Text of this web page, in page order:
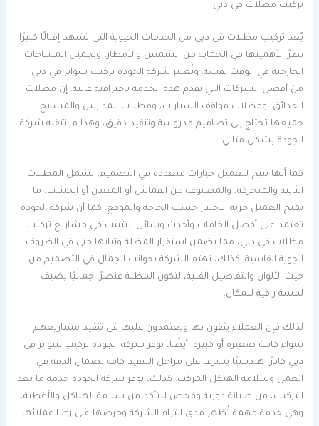
تركيب مظلات في دبي
يُعد تركيب مظلات في دبي من الخدمات الحيوية التي تشهد إقبالًا كبيرًا
نظرًا لأهميتها في الحماية من الشمس والأمطار، وتجميل المساحات
الخارجية في الوقت نفسه. وتُعتبر شركة الجودة تركيب سواتر في دبي
من أفضل الشركات التي تقدم هذه الخدمة باحترافية عالية. إن مظلات
الحدائق، ومظلات مواقف السيارات، ومظلات المدارس والمسابح
جميعها تحتاج إلى تصاميم مدروسة وتنفيذ دقيق، وهذا ما تتقنه شركة
الجودة بشكل مثالي.
كما أنها تتيح للعميل خيارات متعددة في التصميم، تشمل المظلات
الثابتة والمتحركة، والمصنوعة من القماش أو المعدن أو الخشب، ما
يمنح العميل حرية الاختيار حسب الحاجة والموقع. كما أن شركة الجودة
تعتمد على أفضل الخامات وأحدث وسائل التثبيت في مشاريع تركيب
مظلات في دبي، مما يضمن استقرار المظلة وثباتها حتى في الظروف
الجوية القاسية. كذلك، تهتم الشركة بجوانب الجمال في التصميم من
حيث الألوان والتفاصيل الفنية، لتكون المظلة عنصرًا جماليًا يضيف
لمسة راقية للمكان.
لذلك فإن العملاء يثقون بها ويعتمدون عليها في تنفيذ مشاريعهم
سواء كانت صغيرة أو كبيرة. أيضًا، توفر شركة الجودة تركيب سواتر في
دبي كادرًا هندسيًا يشرف على مراحل التنفيذ كافة لضمان الدقة في
العمل وسلامة الهيكل المركب. كذلك، توفر شركة الجودة خدمة ما بعد
التركيب، من صيانة دورية وفحص للتأكد من سلامة الهياكل والأغطية،
وهي خدمة مهمة تُظهر مدى التزام الشركة وحرصها على رضا عملائها.